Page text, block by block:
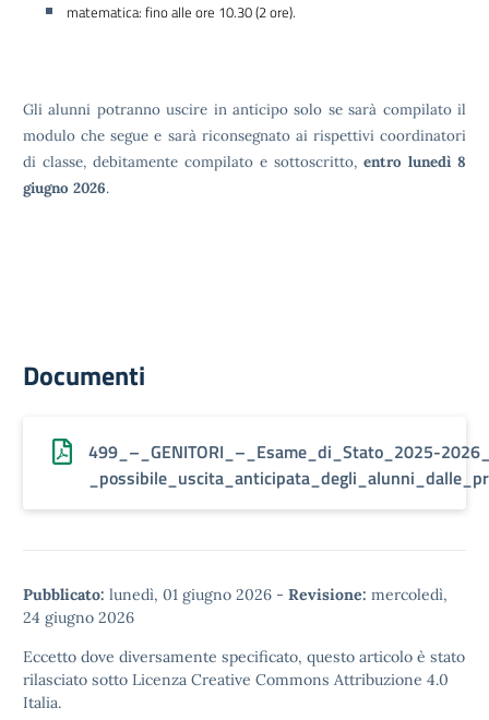
matematica: fino alle ore 10.30 (2 ore).
Gli alunni potranno uscire in anticipo solo se sarà compilato il
modulo che segue e sarà riconsegnato ai rispettivi coordinatori
di classe, debitamente compilato e sottoscritto, entro lunedì 8
giugno 2026.
Documenti
499_–_GENITORI_–_Esame_di_Stato_2025-
Pubblicato: lunedì, 01 giugno 2026 - Revisione: mercoledì,
24 giugno 2026
Eccetto dove diversamente specificato, questo articolo è stato
rilasciato sotto Licenza Creative Commons Attribuzione 4.0
Italia.